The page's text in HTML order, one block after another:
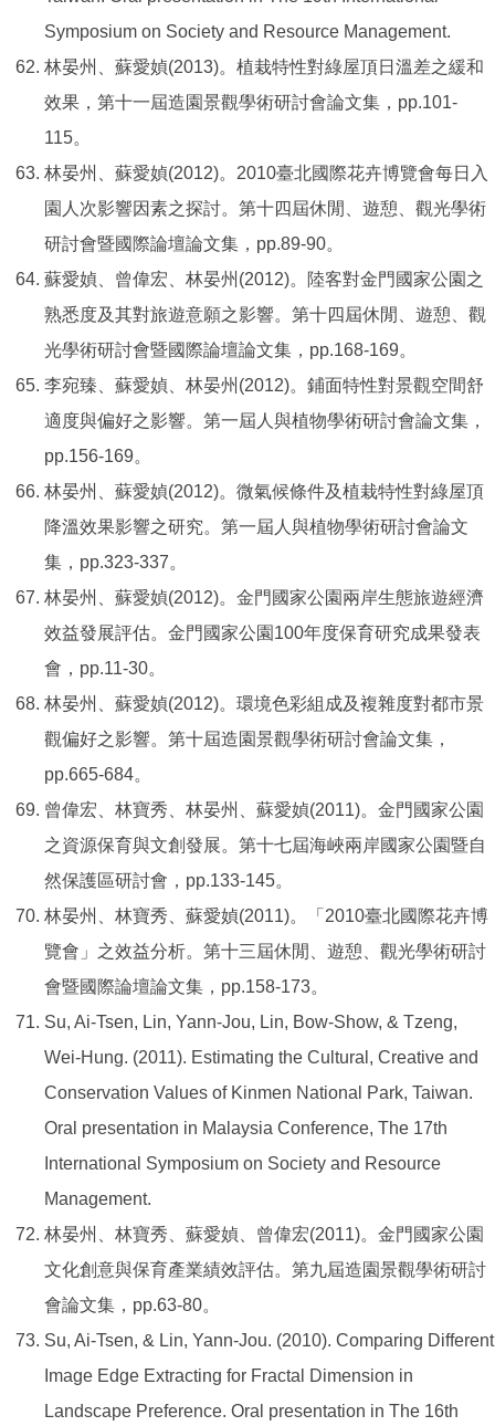
Symposium on Society and Resource Management.
林晏州、蘇愛媜(2013)。植栽特性對綠屋頂日溫差之緩和
效果，第十一屆造園景觀學術研討會論文集，pp.101-
115。
林晏州、蘇愛媜(2012)。2010臺北國際花卉博覽會每日入
園人次影響因素之探討。第十四屆休閒、遊憩、觀光學術
研討會暨國際論壇論文集，pp.89-90。
蘇愛媜、曾偉宏、林晏州(2012)。陸客對金門國家公園之
熟悉度及其對旅遊意願之影響。第十四屆休閒、遊憩、觀
光學術研討會暨國際論壇論文集，pp.168-169。
李宛臻、蘇愛媜、林晏州(2012)。鋪面特性對景觀空間舒
適度與偏好之影響。第一屆人與植物學術研討會論文集，
pp.156-169。
林晏州、蘇愛媜(2012)。微氣候條件及植栽特性對綠屋頂
降溫效果影響之研究。第一屆人與植物學術研討會論文
集，pp.323-337。
林晏州、蘇愛媜(2012)。金門國家公園兩岸生態旅遊經濟
效益發展評估。金門國家公園100年度保育研究成果發表
會，pp.11-30。
林晏州、蘇愛媜(2012)。環境色彩組成及複雜度對都市景
觀偏好之影響。第十屆造園景觀學術研討會論文集，
pp.665-684。
曾偉宏、林寶秀、林晏州、蘇愛媜(2011)。金門國家公園
之資源保育與文創發展。第十七屆海峽兩岸國家公園暨自
然保護區研討會，pp.133-145。
林晏州、林寶秀、蘇愛媜(2011)。「2010臺北國際花卉博
覽會」之效益分析。第十三屆休閒、遊憩、觀光學術研討
會暨國際論壇論文集，pp.158-173。
Su, Ai-Tsen, Lin, Yann-Jou, Lin, Bow-Show, & Tzeng,
Wei-Hung. (2011). Estimating the Cultural, Creative and
Conservation Values of Kinmen National Park, Taiwan.
Oral presentation in Malaysia Conference, The 17th
International Symposium on Society and Resource
Management.
林晏州、林寶秀、蘇愛媜、曾偉宏(2011)。金門國家公園
文化創意與保育產業績效評估。第九屆造園景觀學術研討
會論文集，pp.63-80。
Su, Ai-Tsen, & Lin, Yann-Jou. (2010). Comparing Different
Image Edge Extracting for Fractal Dimension in
Landscape Preference. Oral presentation in The 16th